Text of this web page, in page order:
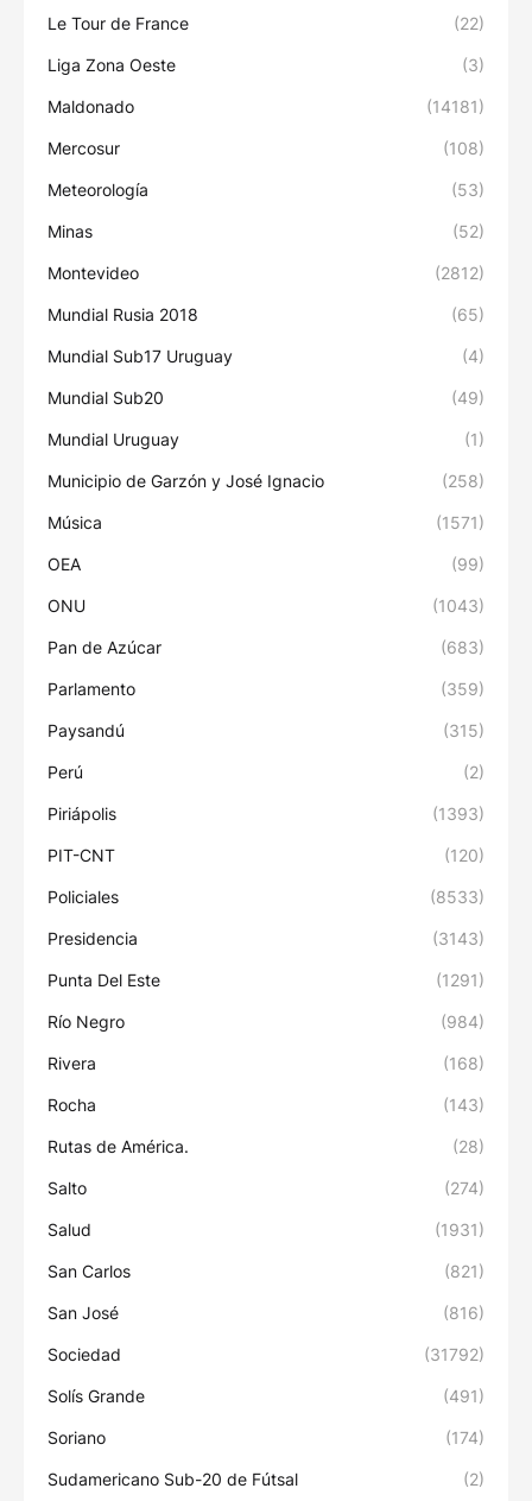
Le Tour de France (22)
Liga Zona Oeste (3)
Maldonado (14181)
Mercosur (108)
Meteorología (53)
Minas (52)
Montevideo (2812)
Mundial Rusia 2018 (65)
Mundial Sub17 Uruguay (4)
Mundial Sub20 (49)
Mundial Uruguay (1)
Municipio de Garzón y José Ignacio (258)
Música (1571)
OEA (99)
ONU (1043)
Pan de Azúcar (683)
Parlamento (359)
Paysandú (315)
Perú (2)
Piriápolis (1393)
PIT-CNT (120)
Policiales (8533)
Presidencia (3143)
Punta Del Este (1291)
Río Negro (984)
Rivera (168)
Rocha (143)
Rutas de América. (28)
Salto (274)
Salud (1931)
San Carlos (821)
San José (816)
Sociedad (31792)
Solís Grande (491)
Soriano (174)
Sudamericano Sub-20 de Fútsal (2)